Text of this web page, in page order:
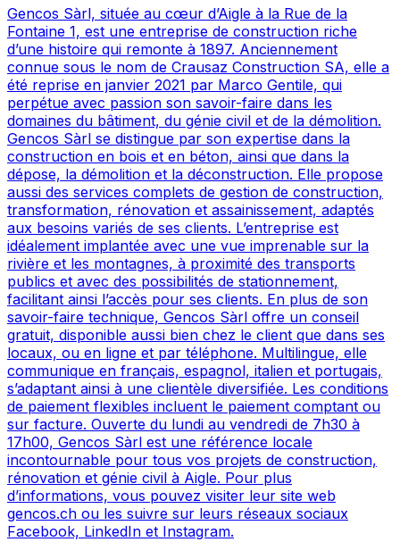
Gencos Sàrl, située au cœur d’Aigle à la Rue de la
Fontaine 1, est une entreprise de construction riche
d’une histoire qui remonte à 1897. Anciennement
connue sous le nom de Crausaz Construction SA, elle a
été reprise en janvier 2021 par Marco Gentile, qui
perpétue avec passion son savoir-faire dans les
domaines du bâtiment, du génie civil et de la démolition.
Gencos Sàrl se distingue par son expertise dans la
construction en bois et en béton, ainsi que dans la
dépose, la démolition et la déconstruction. Elle propose
aussi des services complets de gestion de construction,
transformation, rénovation et assainissement, adaptés
aux besoins variés de ses clients. L’entreprise est
idéalement implantée avec une vue imprenable sur la
rivière et les montagnes, à proximité des transports
publics et avec des possibilités de stationnement,
facilitant ainsi l’accès pour ses clients. En plus de son
savoir-faire technique, Gencos Sàrl offre un conseil
gratuit, disponible aussi bien chez le client que dans ses
locaux, ou en ligne et par téléphone. Multilingue, elle
communique en français, espagnol, italien et portugais,
s’adaptant ainsi à une clientèle diversifiée. Les conditions
de paiement flexibles incluent le paiement comptant ou
sur facture. Ouverte du lundi au vendredi de 7h30 à
17h00, Gencos Sàrl est une référence locale
incontournable pour tous vos projets de construction,
rénovation et génie civil à Aigle. Pour plus
d’informations, vous pouvez visiter leur site web
gencos.ch ou les suivre sur leurs réseaux sociaux
Facebook, LinkedIn et Instagram.